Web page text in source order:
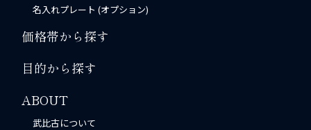
名入れプレート (オプション)
価格帯から探す
目的から探す
ABOUT
武比古について